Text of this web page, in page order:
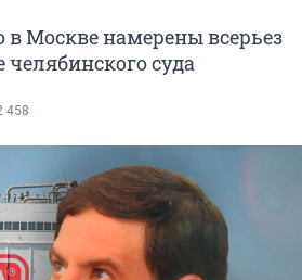
в Москве намерены всерьез
суда
458